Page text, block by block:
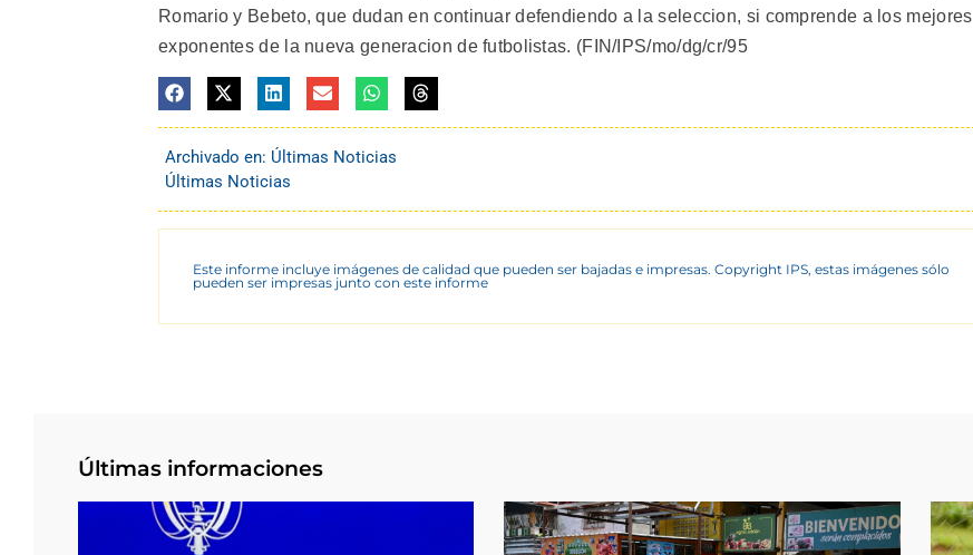
Romario y Bebeto, que dudan en continuar defendiendo a la seleccion, si comprende a los mejores
exponentes de la nueva generacion de futbolistas. (FIN/IPS/mo/dg/cr/95
Archivado en: Últimas Noticias
Últimas Noticias
Este informe incluye imágenes de calidad que pueden ser bajadas e impresas. Copyright IPS, estas imágenes sólo
pueden ser impresas junto con este informe
Últimas informaciones